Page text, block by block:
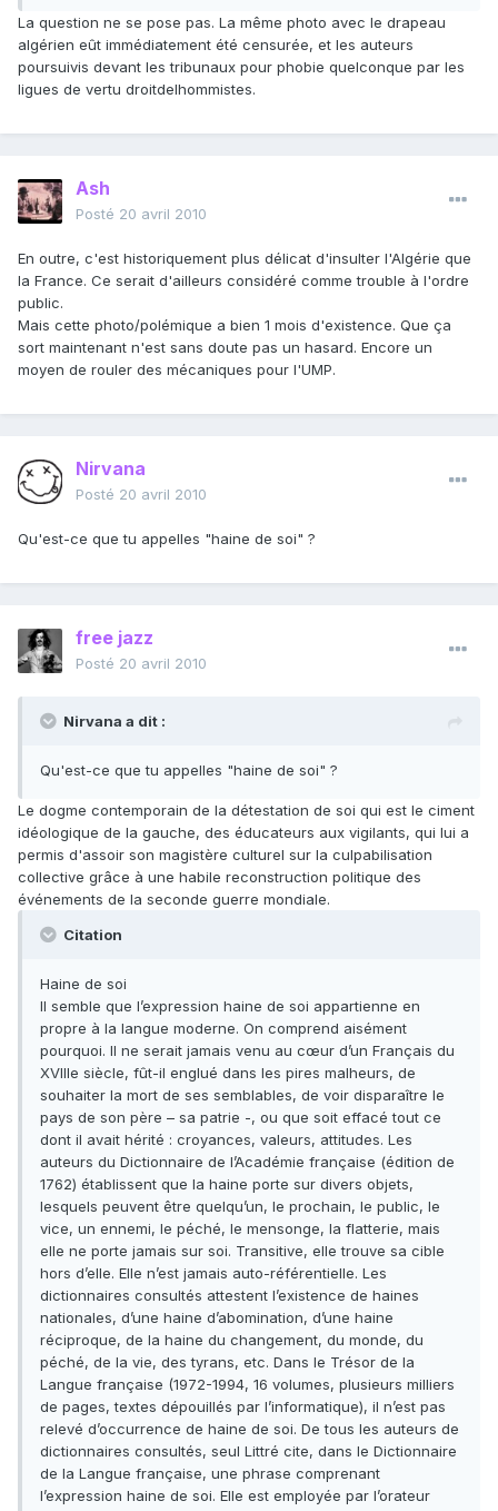
La question ne se pose pas. La même photo avec le drapeau
algérien eût immédiatement été censurée, et les auteurs
poursuivis devant les tribunaux pour phobie quelconque par les
ligues de vertu droitdelhommistes.
Ash
Posté 20 avril 2010
En outre, c'est historiquement plus délicat d'insulter l'Algérie que
la France. Ce serait d'ailleurs considéré comme trouble à l'ordre
public.
Mais cette photo/polémique a bien 1 mois d'existence. Que ça
sort maintenant n'est sans doute pas un hasard. Encore un
moyen de rouler des mécaniques pour l'UMP.
Nirvana
Posté 20 avril 2010
Qu'est-ce que tu appelles "haine de soi" ?
free jazz
Posté 20 avril 2010
Nirvana a dit :
Qu'est-ce que tu appelles "haine de soi" ?
Le dogme contemporain de la détestation de soi qui est le ciment
idéologique de la gauche, des éducateurs aux vigilants, qui lui a
permis d'assoir son magistère culturel sur la culpabilisation
collective grâce à une habile reconstruction politique des
événements de la seconde guerre mondiale.
Citation
Haine de soi
Il semble que l’expression haine de soi appartienne en
propre à la langue moderne. On comprend aisément
pourquoi. Il ne serait jamais venu au cœur d’un Français du
XVIIIe siècle, fût-il englué dans les pires malheurs, de
souhaiter la mort de ses semblables, de voir disparaître le
pays de son père – sa patrie -, ou que soit effacé tout ce
dont il avait hérité : croyances, valeurs, attitudes. Les
auteurs du Dictionnaire de l’Académie française (édition de
1762) établissent que la haine porte sur divers objets,
lesquels peuvent être quelqu’un, le prochain, le public, le
vice, un ennemi, le péché, le mensonge, la flatterie, mais
elle ne porte jamais sur soi. Transitive, elle trouve sa cible
hors d’elle. Elle n’est jamais auto-référentielle. Les
dictionnaires consultés attestent l’existence de haines
nationales, d’une haine d’abomination, d’une haine
réciproque, de la haine du changement, du monde, du
péché, de la vie, des tyrans, etc. Dans le Trésor de la
Langue française (1972-1994, 16 volumes, plusieurs milliers
de pages, textes dépouillés par l’informatique), il n’est pas
relevé d’occurrence de haine de soi. De tous les auteurs de
dictionnaires consultés, seul Littré cite, dans le Dictionnaire
de la Langue française, une phrase comprenant
l’expression haine de soi. Elle est employée par l’orateur